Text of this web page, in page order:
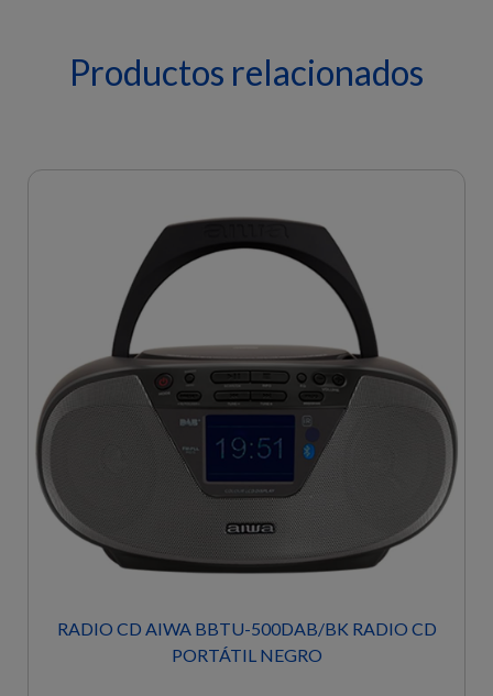
Productos relacionados
RADIO CD AIWA BBTU-500DAB/BK RADIO CD
PORTÁTIL NEGRO